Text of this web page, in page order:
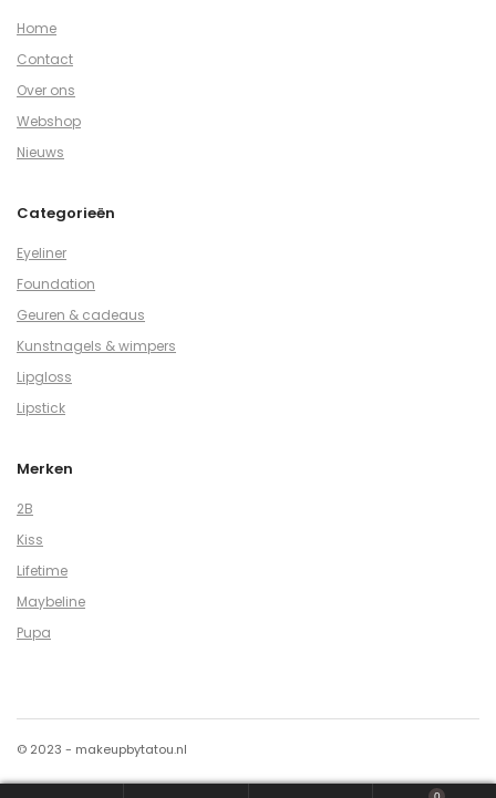
Home
Contact
Over ons
Webshop
Nieuws
Categorieën
Eyeliner
Foundation
Geuren & cadeaus
Kunstnagels & wimpers
Lipgloss
Lipstick
Merken
2B
Kiss
Lifetime
Maybeline
Pupa
© 2023 - makeupbytatou.nl